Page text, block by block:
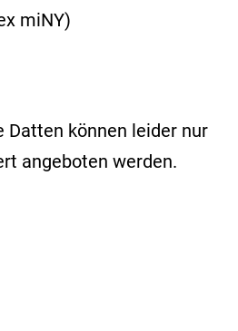
miNY)
Datten können leider nur
angeboten werden.